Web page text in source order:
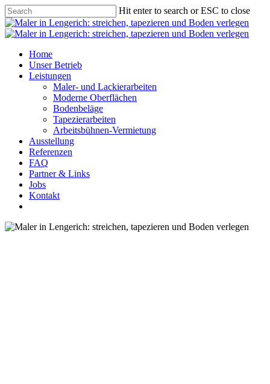
Skip
to
main
Hit enter to search or ESC to close
Close
Search
Menu
Home
Unser Betrieb
Leistungen
Maler- und Lackierarbeiten
Moderne Oberflächen
Bodenbeläge
Tapezierarbeiten
Arbeitsbühnen-Vermietung
Ausstellung
Referenzen
FAQ
Partner & Links
Jobs
Kontakt